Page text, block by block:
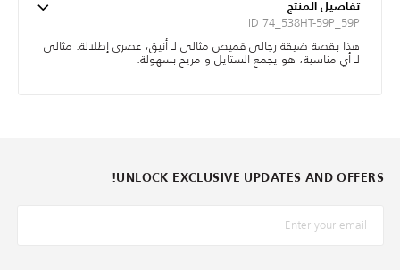
تفاصيل المنتج
ID 74_538HT-59P_59P
هذا بقصة ضيقة رجالي قميص مثالي لـ أنيق، عصري إطلالة. مثالي
لـ أي مناسبة، هو يجمع الستايل و مريح بسهولة.
UNLOCK EXCLUSIVE UPDATES AND OFFERS!
*البريد الإلكترونيّ